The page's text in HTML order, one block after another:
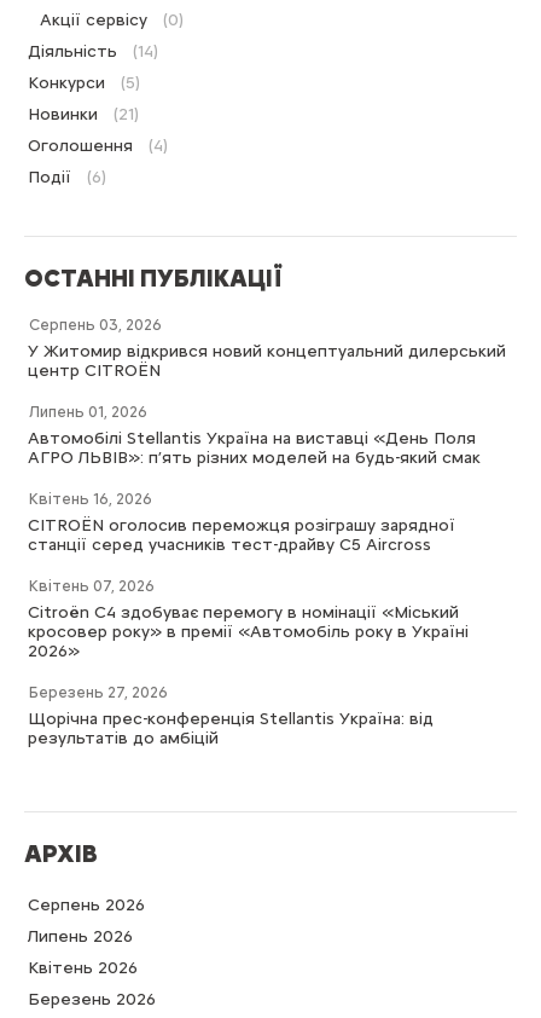
Акції сервісу
(0)
Діяльність
(14)
Конкурси
(5)
Новинки
(21)
Оголошення
(4)
Події
(6)
ОСТАННІ ПУБЛІКАЦІЇ
Серпень 03, 2026
У Житомир відкрився новий концептуальний дилерський
центр CITROËN
Липень 01, 2026
Автомобілі Stellantis Україна на виставці «День Поля
АГРО ЛЬВІВ»: п’ять різних моделей на будь-який смак
Квітень 16, 2026
CITROËN оголосив переможця розіграшу зарядної
станції серед учасників тест-драйву C5 Aircross
Квітень 07, 2026
Citroën C4 здобуває перемогу в номінації «Міський
кросовер року» в премії «Автомобіль року в Україні
2026»
Березень 27, 2026
Щорічна прес-конференція Stellantis Україна: від
результатів до амбіцій
АРХІВ
Серпень 2026
Липень 2026
Квітень 2026
Березень 2026